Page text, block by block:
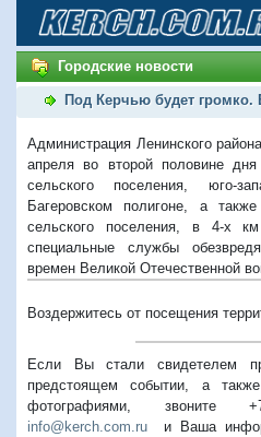
Городские новости
Под Керчью будет громко.
Администрация Ленинского
апреля во второй половине дня
сельского поселения, юго-
Багеровском полигоне, а
сельского поселения, в 4-х
специальные службы
времен Великой Отечественной
Воздержитесь от посещения
Если Вы стали свидетелем
предстоящем событии, а
фотографиями, звоните
info@kerch.com.ru и Ваша